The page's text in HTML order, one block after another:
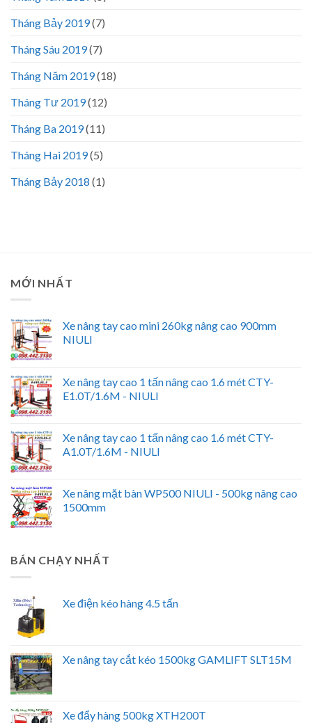
Tháng Bảy 2019(7)
Tháng Sáu 2019(7)
Tháng Năm 2019(18)
Tháng Tư 2019(12)
Tháng Ba 2019(11)
Tháng Hai 2019(5)
Tháng Bảy 2018 (1)
MỚI NHẤT
Xe nâng tay cao mini 260kg nâng cao 900mm
NIULI
Xe nâng tay cao 1 tấn nâng cao 1.6 mét CTY-
E1.0T/1.6M - NIULI
Xe nâng tay cao 1 tấn nâng cao 1.6 mét CTY-
A1.0T/1.6M - NIULI
Xe nâng mặt bàn WP500 NIULI - 500kg nâng cao
1500mm
BÁN CHẠY NHẤT
Xe điện kéo hàng 4.5 tấn
Xe nâng tay cắt kéo 1500kg GAMLIFT SLT15M
Xe đẩy hàng 500kg XTH200T